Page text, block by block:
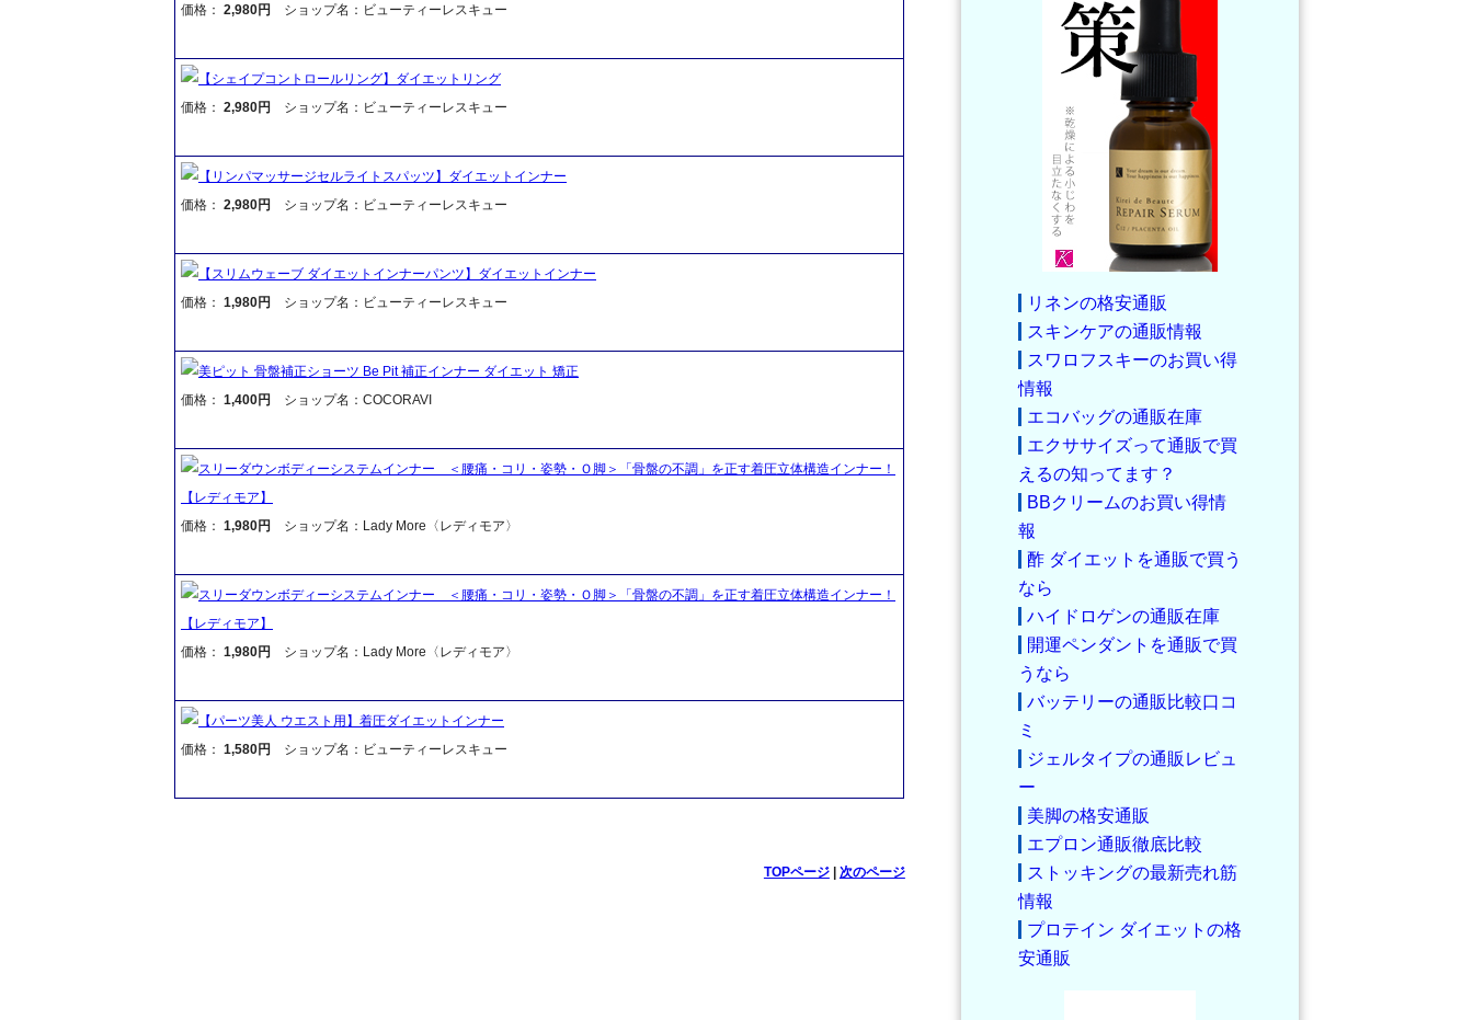
価格： 2,980円 ショップ名：ビューティーレスキュー
【シェイプコントロールリング】ダイエットリング
価格： 2,980円 ショップ名：ビューティーレスキュー
【リンパマッサージセルライトスパッツ】ダイエットインナー
価格： 2,980円 ショップ名：ビューティーレスキュー
【スリムウェーブ ダイエットインナーパンツ】ダイエットインナー
価格： 1,980円 ショップ名：ビューティーレスキュー
美ピット 骨盤補正ショーツ Be Pit 補正インナー ダイエット 矯正
価格： 1,400円 ショップ名：COCORAVI
スリーダウンボディーシステムインナー ＜腰痛・コリ・姿勢・Ｏ脚＞「骨盤の不調」を正す着圧立体構造インナー！
【レディモア】
価格： 1,980円 ショップ名：Lady More〈レディモア〉
スリーダウンボディーシステムインナー ＜腰痛・コリ・姿勢・Ｏ脚＞「骨盤の不調」を正す着圧立体構造インナー！
【レディモア】
価格： 1,980円 ショップ名：Lady More〈レディモア〉
【パーツ美人 ウエスト用】着圧ダイエットインナー
価格： 1,580円 ショップ名：ビューティーレスキュー
TOPページ| 次のページ
リネンの格安通販
スキンケアの通販情報
スワロフスキーのお買い得
情報
エコバッグの通販在庫
エクササイズって通販で買
えるの知ってます？
BBクリームのお買い得情
報
酢 ダイエットを通販で買う
なら
ハイドロゲンの通販在庫
開運ペンダントを通販で買
うなら
バッテリーの通販比較口コ
ミ
ジェルタイプの通販レビュ
ー
美脚の格安通販
エプロン通販徹底比較
ストッキングの最新売れ筋
情報
プロテイン ダイエットの格
安通販